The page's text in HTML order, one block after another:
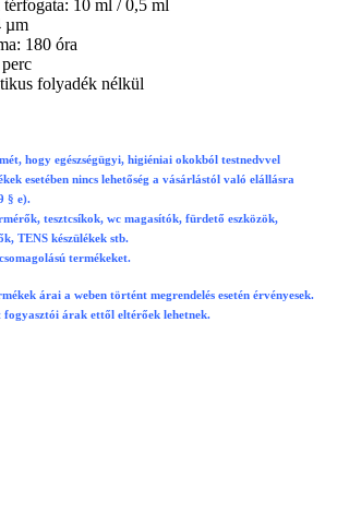
10 ml / 0,5 ml
µm
180 óra
folyadék nélkül
hogy egészségügyi, higiéniai okokból testnedvvel
esetében nincs lehetőség a vásárlástól való elállásra
§ e).
tesztcsíkok, wc magasítók, fürdető eszközök,
TENS készülékek stb.
termékeket.
árai a weben történt megrendelés esetén érvényesek.
fogyasztói árak ettől eltérőek lehetnek.